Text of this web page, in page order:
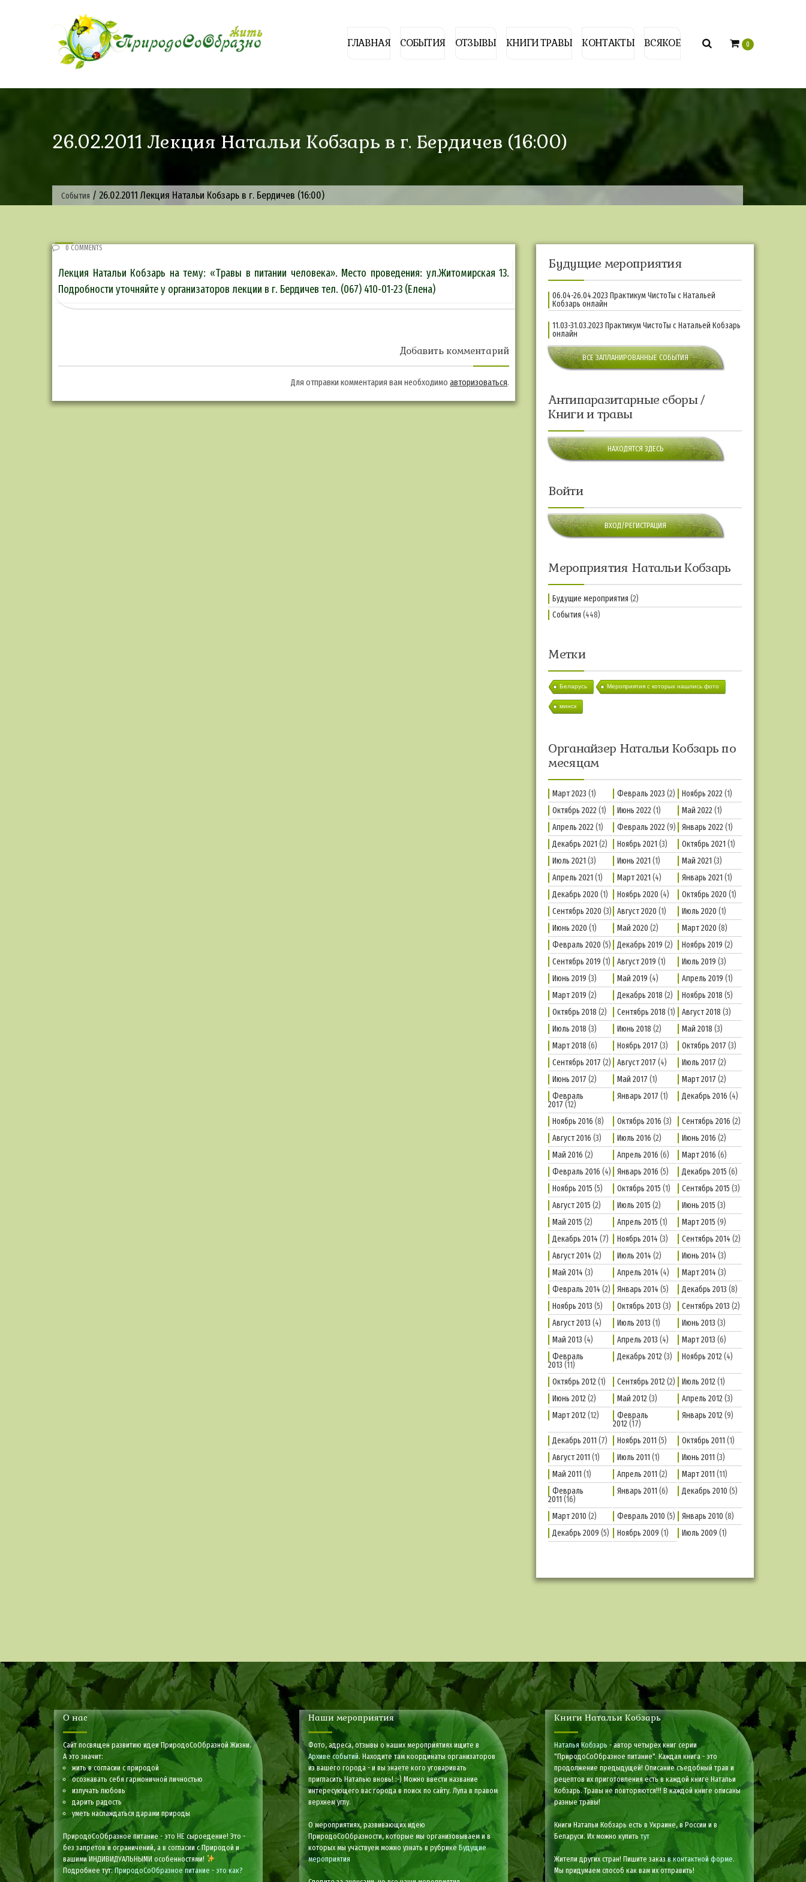
ГЛАВНАЯ СОБЫТИЯ ОТЗЫВЫ КНИГИ ТРАВЫ КОНТАКТЫ ВСЯКОЕ 0
26.02.2011 Лекция Натальи Кобзарь в г. Бердичев (16:00)
События / 26.02.2011 Лекция Натальи Кобзарь в г. Бердичев (16:00)
0 COMMENTS
Лекция Натальи Кобзарь на тему: «Травы в питании человека». Место проведения: ул.Житомирская 13.
Подробности уточняйте у организаторов лекции в г. Бердичев тел. (067) 410-01-23 (Елена)
Добавить комментарий
Для отправки комментария вам необходимоавторизоваться.
Будущие мероприятия
06.04-26.04.2023 Практикум ЧистоТы с Натальей
Кобзарь онлайн
11.03-31.03.2023 Практикум ЧистоТы с Натальей Кобзарь
онлайн
ВСЕ ЗАПЛАНИРОВАННЫЕ СОБЫТИЯ
Антипаразитарные сборы /
Книги и травы
НАХОДЯТСЯ ЗДЕСЬ
Войти
ВХОД/РЕГИСТРАЦИЯ
Мероприятия Натальи Кобзарь
Будущие мероприятия (2)
События (448)
Метки
Беларусь Мероприятия с которых нашлись фото
минск
Органайзер Натальи Кобзарь по
месяцам
Март 2023 (1) Февраль 2023 (2) Ноябрь 2022(1)
Октябрь 2022(1) Июнь 2022(1) Май 2022(1)
Апрель 2022(1) Февраль 2022(9) Январь 2022(1)
Декабрь 2021 (2) Ноябрь 2021 (3) Октябрь 2021 (1)
Июль 2021 (3) Июнь 2021 (1) Май 2021 (3)
Апрель 2021 (1) Март 2021 (4) Январь 2021 (1)
Декабрь 2020 (1) Ноябрь 2020 (4) Октябрь 2020 (1)
Сентябрь 2020 (3) Август 2020 (1) Июль 2020 (1)
Июнь 2020 (1) Май 2020 (2) Март 2020 (8)
Февраль 2020 (5) Декабрь 2019 (2) Ноябрь 2019 (2)
Сентябрь 2019 (1) Август 2019 (1) Июль 2019 (3)
Июнь 2019 (3) Май 2019 (4) Апрель 2019 (1)
Март 2019 (2) Декабрь 2018 (2) Ноябрь 2018 (5)
Октябрь 2018 (2) Сентябрь 2018 (1) Август 2018 (3)
Июль 2018 (3) Июнь 2018 (2) Май 2018 (3)
Март 2018 (6) Ноябрь 2017 (3) Октябрь 2017 (3)
Сентябрь 2017 (2) Август 2017 (4) Июль 2017 (2)
Июнь 2017 (2) Май 2017 (1) Март 2017 (2)
Февраль
2017 (12)
Январь 2017 (1) Декабрь 2016 (4)
Ноябрь 2016 (8) Октябрь 2016 (3) Сентябрь 2016 (2)
Август 2016 (3) Июль 2016 (2) Июнь 2016 (2)
Май 2016 (2) Апрель 2016 (6) Март 2016 (6)
Февраль 2016 (4) Январь 2016 (5) Декабрь 2015 (6)
Ноябрь 2015 (5) Октябрь 2015 (1) Сентябрь 2015 (3)
Август 2015 (2) Июль 2015 (2) Июнь 2015 (3)
Май 2015 (2) Апрель 2015 (1) Март 2015 (9)
Декабрь 2014 (7) Ноябрь 2014 (3) Сентябрь 2014 (2)
Август 2014 (2) Июль 2014 (2) Июнь 2014 (3)
Май 2014 (3) Апрель 2014 (4) Март 2014 (3)
Февраль 2014 (2) Январь 2014 (5) Декабрь 2013 (8)
Ноябрь 2013 (5) Октябрь 2013 (3) Сентябрь 2013 (2)
Август 2013 (4) Июль 2013 (1) Июнь 2013 (3)
Май 2013 (4) Апрель 2013 (4) Март 2013 (6)
Февраль
2013 (11)
Декабрь 2012(3) Ноябрь 2012(4)
Октябрь 2012(1) Сентябрь 2012(2) Июль 2012(1)
Июнь 2012(2) Май 2012(3) Апрель 2012(3)
Март 2012(12)
Февраль
2012(17)
Январь 2012(9)
Декабрь 2011 (7) Ноябрь 2011 (5) Октябрь 2011 (1)
Август 2011 (1) Июль 2011 (1) Июнь 2011 (3)
Май 2011 (1) Апрель 2011 (2) Март 2011 (11)
Февраль
2011 (16)
Январь 2011 (6) Декабрь 2010 (5)
Март 2010 (2) Февраль 2010 (5) Январь 2010 (8)
Декабрь 2009 (5) Ноябрь 2009 (1) Июль 2009 (1)
О нас
Сайт посвящен развитию идеи ПриродоСоОбразной Жизни.
А это значит:
жить в согласии с природой
осознавать себя гармоничной личностью
излучать любовь
дарить радость
уметь наслаждаться дарами природы
ПриродоСоОбразное питание - это НЕ сыроедение! Это -
без запретов и ограничений, а в согласии с Природой и
вашими ИНДИВИДУАЛЬНЫМИ особенностями!
Подробнее тут:ПриродоСоОбразное питание - это как?
Наши мероприятия
Фото, адреса, отзывы о наших мероприятиях ищите в
Архиве событий. Находите там координаты организаторов
из вашего города - и вы знаете кого уговаривать
пригласить Наталью вновь! :-) Можно ввести название
интересующего вас города в поиск по сайту. Лупа в правом
верхнем углу.
О мероприятиях, развивающих идею
ПриродоСоОбразности, которые мы организовываем и в
которых мы участвуем можно узнать в рубрикеБудущие
мероприятия
Книги Натальи Кобзарь
Наталья Кобзарь - автор четырех книг серии
"ПриродоСоОбразное питание". Каждая книга - это
продолжение предыдущей! Описание съедобный трав и
рецептов их приготовления есть в каждой книге Натальи
Кобзарь. Травы не повторяются!!! В каждой книге описаны
разные травы!
Книги Натальи Кобзарь есть в Украине, в России и в
Беларуси. Их можно купить тут
Жители других стран! Пишите заказв контактной форме.
Мы придумаем способ как вам их отправить!